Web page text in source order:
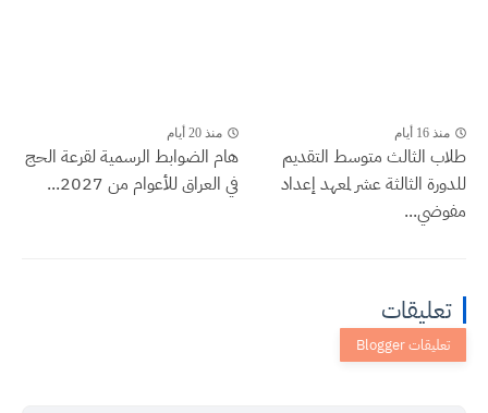
منذ 16 أيام
طلاب الثالث متوسط التقديم
للدورة الثالثة عشر لمعهد إعداد
مفوضي...
منذ 20 أيام
هام الضوابط الرسمية لقرعة الحج
في العراق للأعوام من 2027...
تعليقات